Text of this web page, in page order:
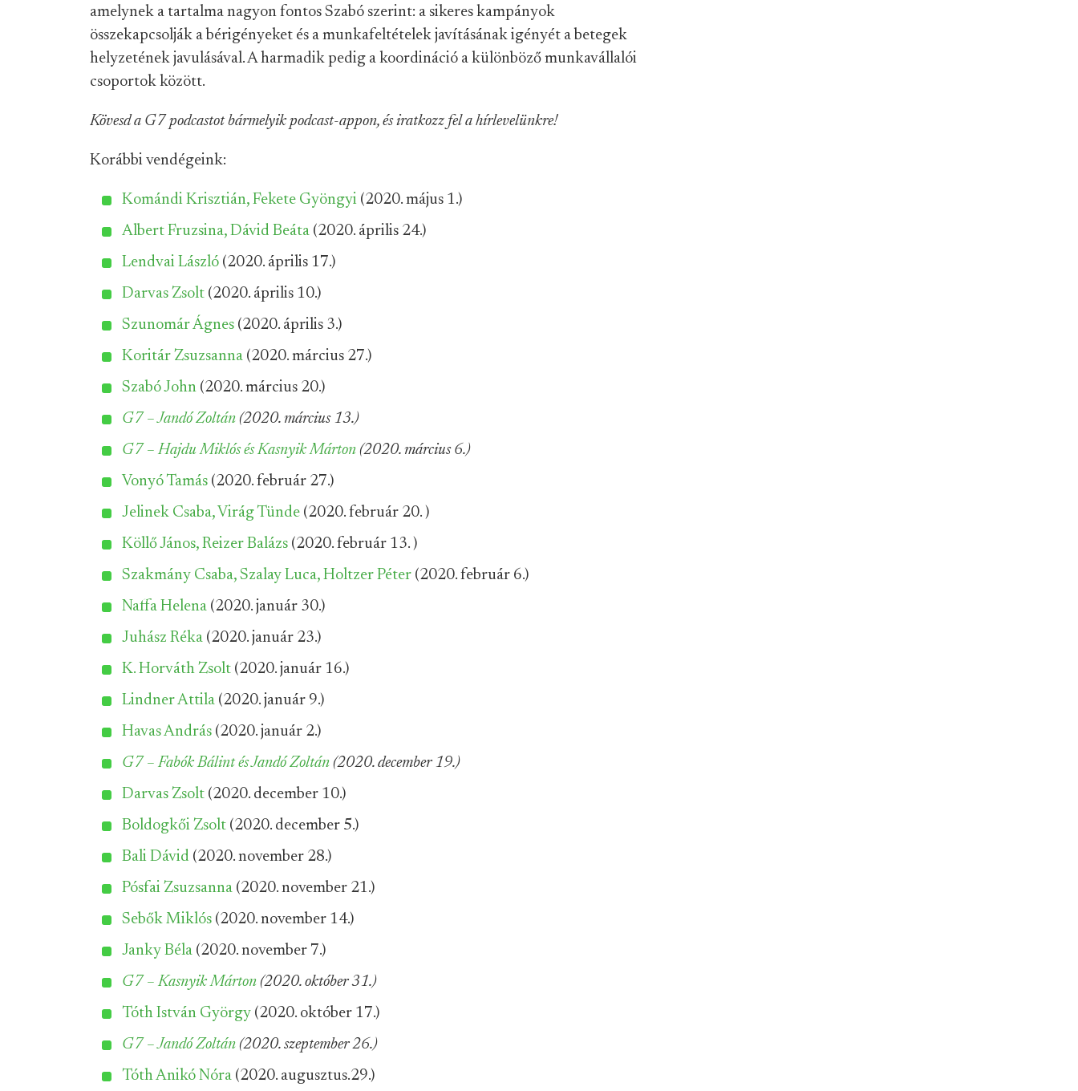
amelynek a tartalma nagyon fontos Szabó szerint: a sikeres kampányok
összekapcsolják a bérigényeket és a munkafeltételek javításának igényét a betegek
helyzetének javulásával. A harmadik pedig a koordináció a különböző munkavállalói
csoportok között.
Kövesd a G7 podcastot bármelyik podcast-appon, és iratkozz fel a hírlevelünkre!
Korábbi vendégeink:
Komándi Krisztián, Fekete Gyöngyi (2020. május 1.)
Albert Fruzsina, Dávid Beáta (2020. április 24.)
Lendvai László (2020. április 17.)
Darvas Zsolt (2020. április 10.)
Szunomár Ágnes (2020. április 3.)
Koritár Zsuzsanna (2020. március 27.)
Szabó John (2020. március 20.)
G7 – Jandó Zoltán (2020. március 13.)
G7 – Hajdu Miklós és Kasnyik Márton (2020. március 6.)
Vonyó Tamás (2020. február 27.)
Jelinek Csaba, Virág Tünde (2020. február 20. )
Köllő János, Reizer Balázs (2020. február 13. )
Szakmány Csaba, Szalay Luca, Holtzer Péter (2020. február 6.)
Naffa Helena (2020. január 30.)
Juhász Réka (2020. január 23.)
K. Horváth Zsolt (2020. január 16.)
Lindner Attila (2020. január 9.)
Havas András (2020. január 2.)
G7 – Fabók Bálint és Jandó Zoltán (2020. december 19.)
Darvas Zsolt (2020. december 10.)
Boldogkői Zsolt (2020. december 5.)
Bali Dávid (2020. november 28.)
Pósfai Zsuzsanna (2020. november 21.)
Sebők Miklós (2020. november 14.)
Janky Béla (2020. november 7.)
G7 – Kasnyik Márton (2020. október 31.)
Tóth István György (2020. október 17.)
G7 – Jandó Zoltán (2020. szeptember 26.)
Tóth Anikó Nóra (2020. augusztus.29.)